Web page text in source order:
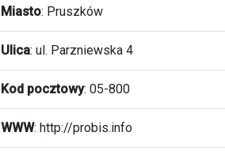
Miasto: Pruszków
Ulica: ul. Parzniewska 4
Kod pocztowy: 05-800
WWW: http://probis.info